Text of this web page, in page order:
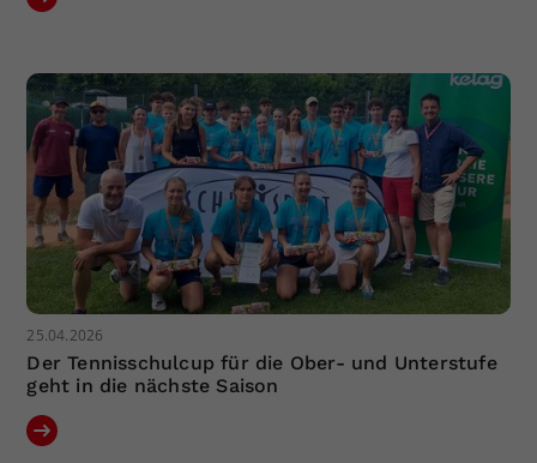
25.04.2026
Der Tennisschulcup für die Ober- und Unterstufe
geht in die nächste Saison